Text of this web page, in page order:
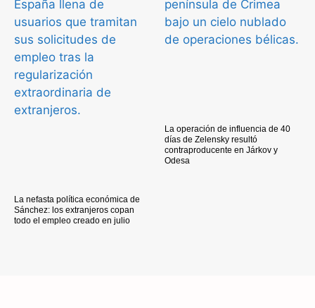
La nefasta política económica de
Sánchez: los extranjeros copan
todo el empleo creado en julio
La operación de influencia de 40
días de Zelensky resultó
contraproducente en Járkov y
Odesa